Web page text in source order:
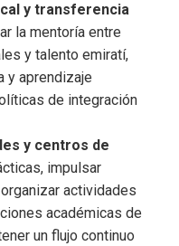
y transferencia
la mentoría entre
y talento emiratí,
y aprendizaje
de integración
y centros de
impulsar
actividades
académicas de
un flujo continuo